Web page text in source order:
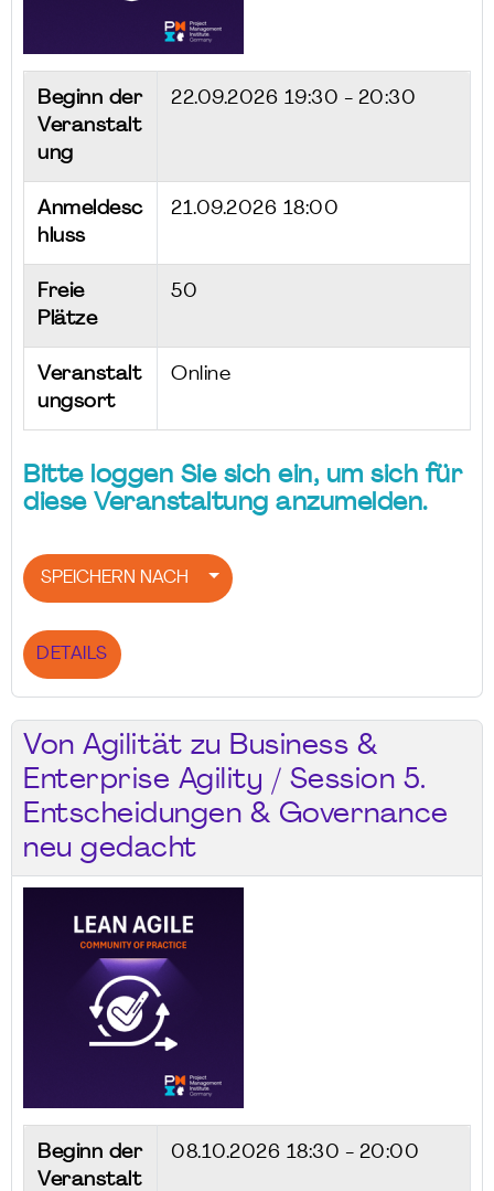
Beginn der
Veranstalt
ung
22.09.2026 19:30 - 20:30
Anmeldesc
hluss
21.09.2026 18:00
Freie
Plätze
50
Veranstalt
ungsort
Online
Bitte loggen Sie sich ein, um sich für
diese Veranstaltung anzumelden.
SPEICHERN NACH
DETAILS
Von Agilität zu Business &
Enterprise Agility / Session 5.
Entscheidungen & Governance
neu gedacht
Beginn der
Veranstalt
08.10.2026 18:30 - 20:00